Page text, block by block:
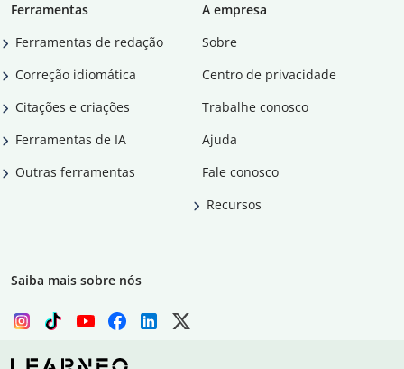
Ferramentas
Ferramentas de redação
Correção idiomática
Citações e criações
Ferramentas de IA
Outras ferramentas
A empresa
Sobre
Centro de privacidade
Trabalhe conosco
Ajuda
Fale conosco
Recursos
Saiba mais sobre nós